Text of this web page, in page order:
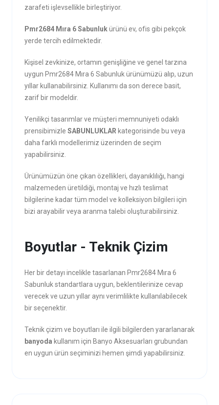
zarafeti işlevsellikle birleştiriyor.
Pmr2684 Mıra 6 Sabunlukürünü ev, ofis gibi pekçok
yerde tercih edilmektedir.
Kişisel zevkinize, ortamın genişliğine ve genel tarzına
uygun Pmr2684 Mıra 6 Sabunluk ürünümüzü alıp, uzun
yıllar kullanabilirsiniz. Kullanımı da son derece basit,
zarif bir modeldir.
Yenilikçi tasarımlar ve müşteri memnuniyeti odaklı
prensibimizle SABUNLUKLAR kategorisinde bu veya
daha farklı modellerimiz üzerinden de seçim
yapabilirsiniz.
Ürünümüzün öne çıkan özellikleri, dayanıklılığı, hangi
malzemeden üretildiği, montaj ve hızlı teslimat
bilgilerine kadar tüm model ve kolleksiyon bilgileri için
bizi arayabilir veya aranma talebi oluşturabilirsiniz.
Boyutlar - Teknik Çizim
Her bir detayı incelikle tasarlanan Pmr2684 Mıra 6
Sabunluk standartlara uygun, beklentilerinize cevap
verecek ve uzun yıllar aynı verimlilikte kullanılabilecek
bir seçenektir.
Teknik çizim ve boyutları ile ilgili bilgilerden yararlanarak
banyoda kullanım için Banyo Aksesuarları grubundan
en uygun ürün seçiminizi hemen şimdi yapabilirsiniz.